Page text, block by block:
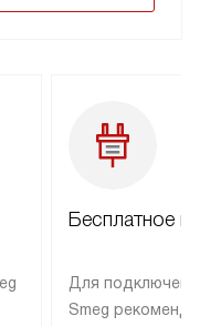
Бесплатное
Для
Smeg